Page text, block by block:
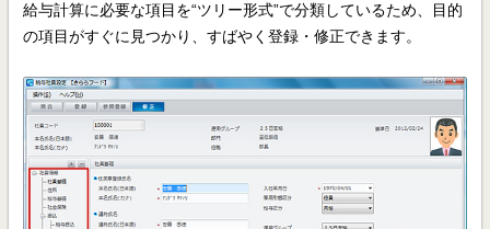
給与計算に必要な項目を“ツリー形式”で分類しているため、目的
の項目がすぐに見つかり、すばやく登録・修正できます。